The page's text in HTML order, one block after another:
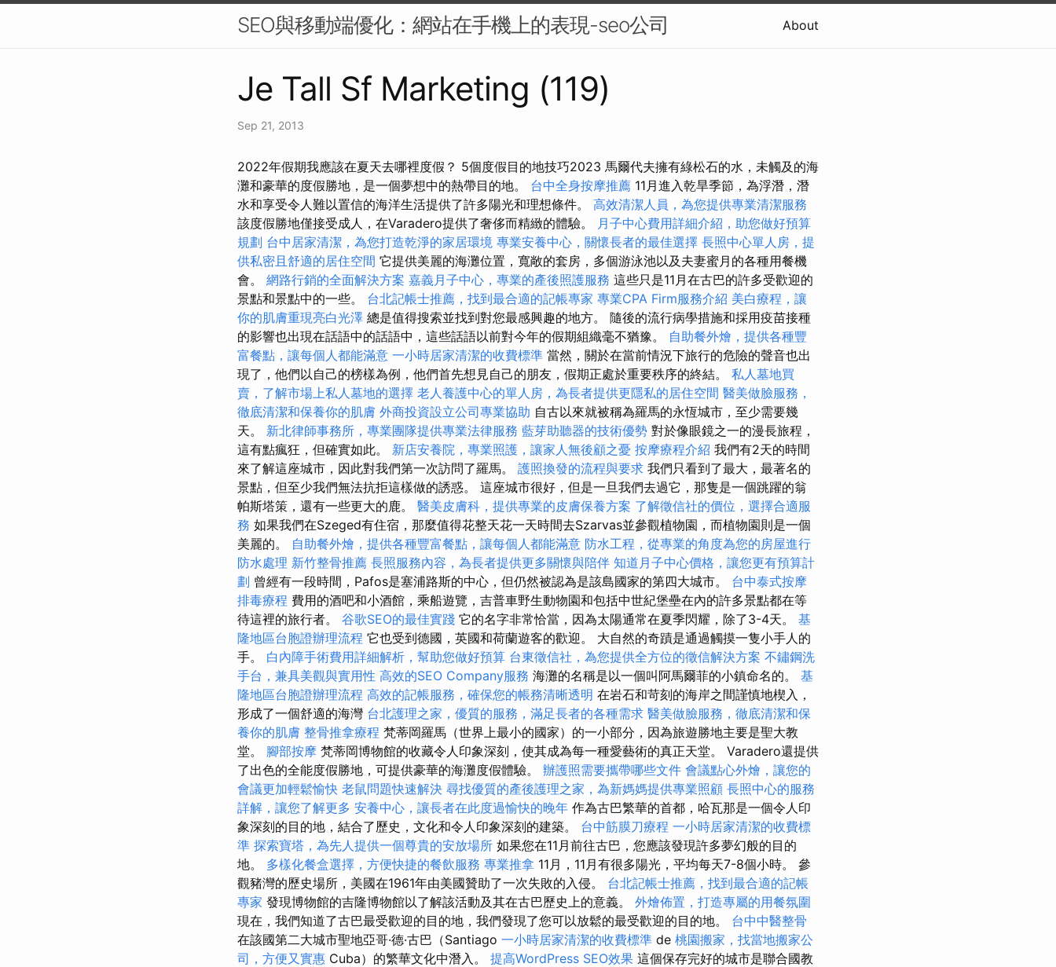
SEO與移動端優化：網站在手機上的表現-seo公司 About
Je Tall Sf Marketing (119)
Sep 21, 2013
2022年假期我應該在夏天去哪裡度假？ 5個度假目的地技巧2023 馬爾代夫擁有綠松石的水，未觸及的海
灘和豪華的度假勝地，是一個夢想中的熱帶目的地。 台中全身按摩推薦 11月進入乾旱季節，為浮潛，潛
水和享受令人難以置信的海洋生活提供了許多陽光和理想條件。 高效清潔人員，為您提供專業清潔服務
該度假勝地僅接受成人，在Varadero提供了奢侈而精緻的體驗。
月子中心費用詳細介紹，助您做好預算
規劃 台中居家清潔，為您打造乾淨的家居環境 專業安養中心，關懷長者的最佳選擇 長照中心單人房，提
供私密且舒適的居住空間 它提供美麗的海灘位置，寬敞的套房，多個游泳池以及夫妻蜜月的各種用餐機
會。 網路行銷的全面解決方案 嘉義月子中心，專業的產後照護服務 這些只是11月在古巴的許多受歡迎的
景點和景點中的一些。 台北記帳士推薦，找到最合適的記帳專家 專業CPA Firm服務介紹 美白療程，讓
你的肌膚重現亮白光澤 總是值得搜索並找到對您最感興趣的地方。 隨後的流行病學措施和採用疫苗接種
的影響也出現在話語中的話語中，這些話語以前對今年的假期組織毫不猶豫。 自助餐外燴，提供各種豐
富餐點，讓每個人都能滿意 一小時居家清潔的收費標準 當然，關於在當前情況下旅行的危險的聲音也出
現了，他們以自己的榜樣為例，他們首先想見自己的朋友，假期正處於重要秩序的終結。 私人墓地買
賣，了解市場上私人墓地的選擇 老人養護中心的單人房，為長者提供更隱私的居住空間 醫美做臉服務，
徹底清潔和保養你的肌膚 外商投資設立公司專業協助 自古以來就被稱為羅馬的永恆城市，至少需要幾
天。 新北律師事務所，專業團隊提供專業法律服務 藍芽助聽器的技術優勢 對於像眼鏡之一的漫長旅程，
這有點瘋狂，但確實如此。 新店安養院，專業照護，讓家人無後顧之憂 按摩療程介紹 我們有2天的時間
來了解這座城市，因此對我們第一次訪問了羅馬。 護照換發的流程與要求 我們只看到了最大，最著名的
景點，但至少我們無法抗拒這樣做的誘惑。 這座城市很好，但是一旦我們去過它，那隻是一個跳躍的翁
帕斯塔策，還有一些更大的鹿。 醫美皮膚科，提供專業的皮膚保養方案 了解徵信社的價位，選擇合適服
務 如果我們在Szeged有住宿，那麼值得花整天花一天時間去Szarvas並參觀植物園，而植物園則是一個
美麗的。 自助餐外燴，提供各種豐富餐點，讓每個人都能滿意 防水工程，從專業的角度為您的房屋進行
防水處理 新竹整骨推薦 長照服務內容，為長者提供更多關懷與陪伴 知道月子中心價格，讓您更有預算計
劃 曾經有一段時間，Pafos是塞浦路斯的中心，但仍然被認為是該島國家的第四大城市。 台中泰式按摩
排毒療程 費用的酒吧和小酒館，乘船遊覽，吉普車野生動物園和包括中世紀堡壘在內的許多景點都在等
待這裡的旅行者。 谷歌SEO的最佳實踐 它的名字非常恰當，因為太陽通常在夏季閃耀，除了3-4天。 基
隆地區台胞證辦理流程 它也受到德國，英國和荷蘭遊客的歡迎。 大自然的奇蹟是通過觸摸一隻小手人的
手。 白內障手術費用詳細解析，幫助您做好預算 台東徵信社，為您提供全方位的徵信解決方案 不鏽鋼洗
手台，兼具美觀與實用性 高效的SEO Company服務 海灘的名稱是以一個叫阿馬爾菲的小鎮命名的。 基
隆地區台胞證辦理流程 高效的記帳服務，確保您的帳務清晰透明 在岩石和苛刻的海岸之間謹慎地楔入，
形成了一個舒適的海灣 台北護理之家，優質的服務，滿足長者的各種需求 醫美做臉服務，徹底清潔和保
養你的肌膚 整骨推拿療程 梵蒂岡羅馬（世界上最小的國家）的一小部分，因為旅遊勝地主要是聖大教
堂。 腳部按摩 梵蒂岡博物館的收藏令人印象深刻，使其成為每一種愛藝術的真正天堂。 Varadero還提供
了出色的全能度假勝地，可提供豪華的海灘度假體驗。 辦護照需要攜帶哪些文件 會議點心外燴，讓您的
會議更加輕鬆愉快 老鼠問題快速解決 尋找優質的產後護理之家，為新媽媽提供專業照顧 長照中心的服務
詳解，讓您了解更多 安養中心，讓長者在此度過愉快的晚年 作為古巴繁華的首都，哈瓦那是一個令人印
象深刻的目的地，結合了歷史，文化和令人印象深刻的建築。 台中筋膜刀療程 一小時居家清潔的收費標
準 探索寶塔，為先人提供一個尊貴的安放場所 如果您在11月前往古巴，您應該發現許多夢幻般的目的
地。 多樣化餐盒選擇，方便快捷的餐飲服務 專業推拿 11月，11月有很多陽光，平均每天7-8個小時。 參
觀豬灣的歷史場所，美國在1961年由美國贊助了一次失敗的入侵。 台北記帳士推薦，找到最合適的記帳
專家 發現博物館的吉隆博物館以了解該活動及其在古巴歷史上的意義。 外燴佈置，打造專屬的用餐氛圍
現在，我們知道了古巴最受歡迎的目的地，我們發現了您可以放鬆的最受歡迎的目的地。 台中中醫整骨
在該國第二大城市聖地亞哥·德·古巴（Santiago 一小時居家清潔的收費標準 de 桃園搬家，找當地搬家公
司，方便又實惠 Cuba）的繁華文化中潛入。 提高WordPress SEO效果 這個保存完好的城市是聯合國教